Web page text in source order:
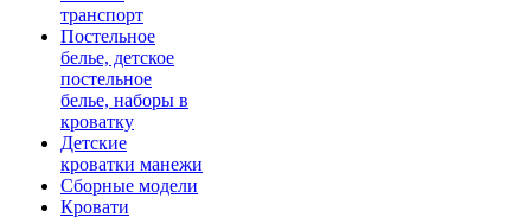
транспорт
Постельное
белье, детское
постельное
белье, наборы в
кроватку
Детские
кроватки манежи
Сборные модели
Кровати